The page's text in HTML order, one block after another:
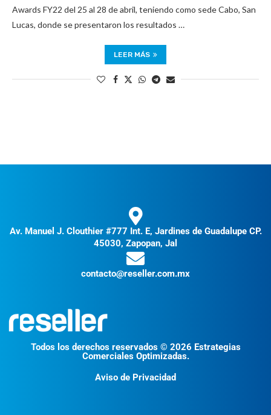
Awards FY22 del 25 al 28 de abril, teniendo como sede Cabo, San
Lucas, donde se presentaron los resultados …
LEER MÁS
Av. Manuel J. Clouthier #777 Int. E, Jardines de Guadalupe CP.
45030, Zapopan, Jal
contacto@reseller.com.mx
Todos los derechos reservados © 2026 Estrategias
Comerciales Optimizadas.
Aviso de Privacidad